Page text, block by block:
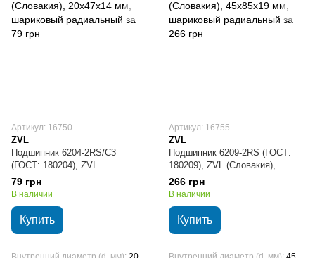
Артикул: 16750
ZVL
Подшипник 6204-2RS/C3
(ГОСТ: 180204), ZVL
(Словакия), 20х47х14 мм,
шариковый радиальный
79 грн
В наличии
Купить
Артикул: 16755
ZVL
Подшипник 6209-2RS (ГОСТ:
180209), ZVL (Словакия),
45х85х19 мм, шариковый
радиальный
266 грн
В наличии
Купить